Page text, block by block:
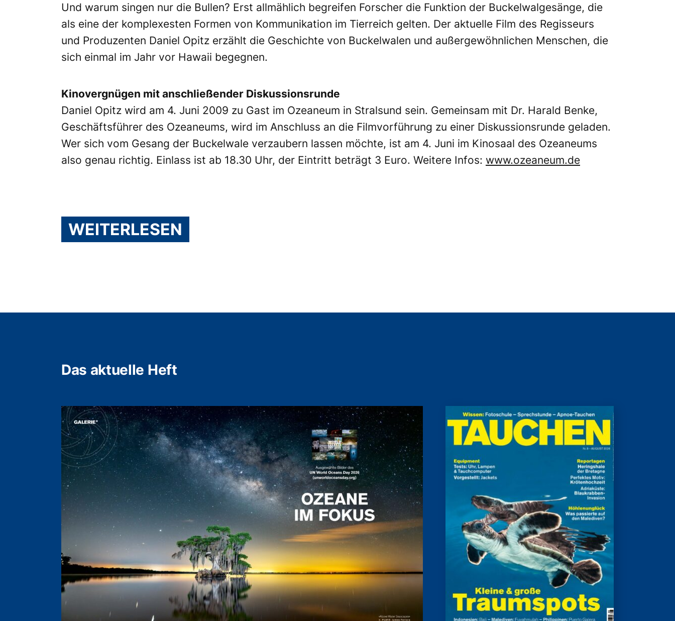
Und warum singen nur die Bullen? Erst allmählich begreifen Forscher die Funktion der Buckelwalgesänge, die
als eine der komplexesten Formen von Kommunikation im Tierreich gelten. Der aktuelle Film des Regisseurs
und Produzenten Daniel Opitz erzählt die Geschichte von Buckelwalen und außergewöhnlichen Menschen, die
sich einmal im Jahr vor Hawaii begegnen.
Kinovergnügen mit anschließender Diskussionsrunde
Daniel Opitz wird am 4. Juni 2009 zu Gast im Ozeaneum in Stralsund sein. Gemeinsam mit Dr. Harald Benke,
Geschäftsführer des Ozeaneums, wird im Anschluss an die Filmvorführung zu einer Diskussionsrunde geladen.
Wer sich vom Gesang der Buckelwale verzaubern lassen möchte, ist am 4. Juni im Kinosaal des Ozeaneums
also genau richtig. Einlass ist ab 18.30 Uhr, der Eintritt beträgt 3 Euro. Weitere Infos: www.ozeaneum.de
WEITERLESEN
Das aktuelle Heft